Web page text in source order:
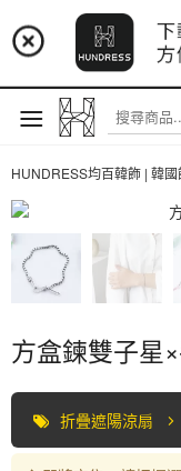
📢 市
📢 市集
📢 市集預
註冊
HUNDRESS均百韓飾 | 韓國
方盒鍊雙子星
折疊遮陽涼扇